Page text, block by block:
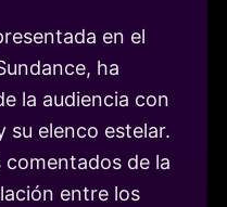
en el
ha
la audiencia con
su elenco estelar.
de la
entre los